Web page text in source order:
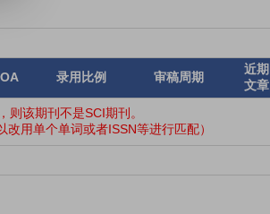
录用比例 审稿周期
近期
文章
该期刊不是SCI期刊。
用单个单词或者ISSN等进行匹配）